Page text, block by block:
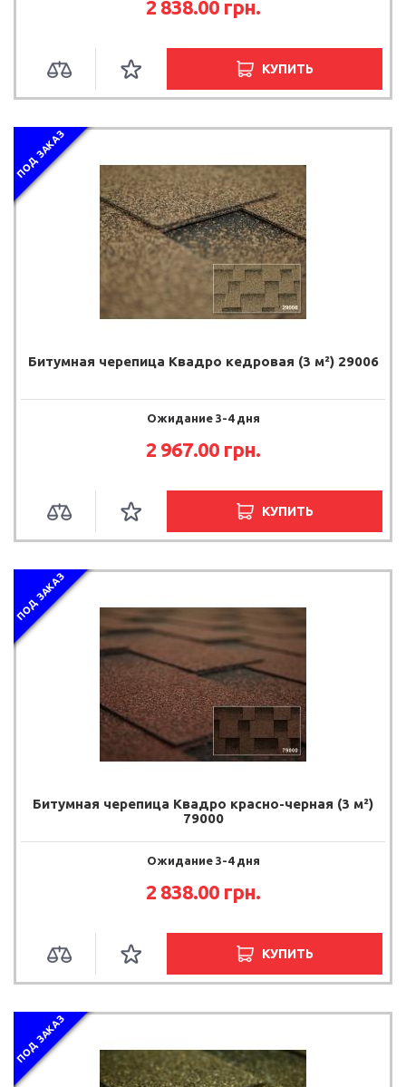
2 838.00 грн.
КУПИТЬ
ПОД ЗАКАЗ
Битумная черепица Квадро кедровая (3 м²) 29006
Ожидание 3-4 дня
2 967.00 грн.
КУПИТЬ
ПОД ЗАКАЗ
Битумная черепица Квадро красно-черная (3 м²)
79000
Ожидание 3-4 дня
2 838.00 грн.
КУПИТЬ
ПОД ЗАКАЗ